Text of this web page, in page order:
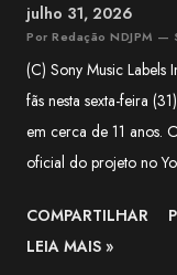
julho 31, 2026
Por Redação NDJPM —
(C) Sony Music Labels
fãs nesta sexta-feira
em cerca de 11 anos.
oficial do projeto no
para quem aguardava
Segundo o
COMPARTILHAR
LEIA MAIS »